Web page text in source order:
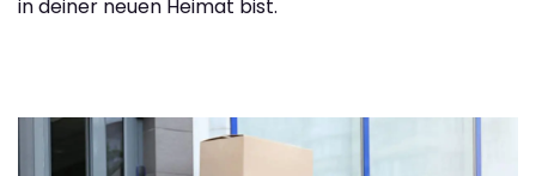
in deiner neuen Heimat bist.